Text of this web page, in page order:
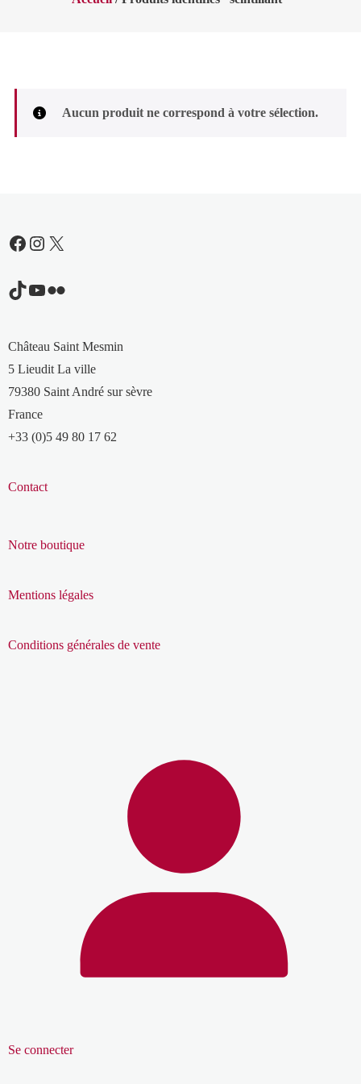
Aucun produit ne correspond à votre sélection.
Facebook
Instagram
X
TikTok
YouTube
Flickr
Château Saint Mesmin
5 Lieudit La ville
79380 Saint André sur sèvre
France
+33 (0)5 49 80 17 62
Contact
Notre boutique
Mentions légales
Conditions générales de vente
Se connecter